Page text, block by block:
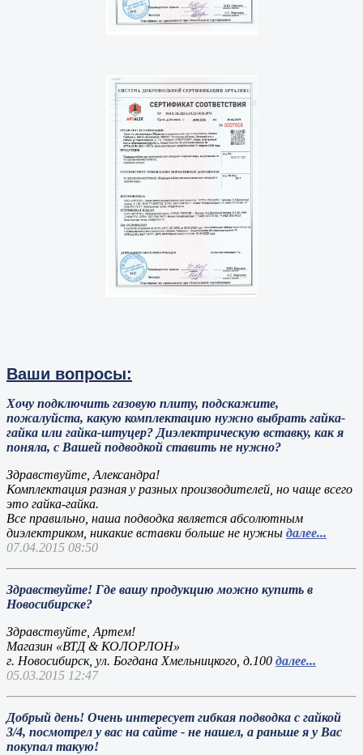
Ваши вопросы:
Хочу подключить газовую плиту, подскажите,
пожалуйста, какую комплектацию нужно выбрать гайка-
гайка или гайка-штуцер? Диэлектрическую вставку, как я
поняла, с Вашей подводкой ставить не нужно?
Здравствуйте, Александра!
Комплектация разная у разных производителей, но чаще всего
это гайка-гайка.
Все правильно, наша подводка является абсолютным
диэлектриком, никакие вставки больше не нужны далее...
07.04.2015 08:50
Здравствуйте! Где вашу продукцию можно купить в
Новосибирске?
Здравствуйте, Артем!
Магазин «ВТД & КОЛОРЛОН»
г. Новосибирск, ул. Богдана Хмельницкого, д.100 далее...
05.03.2015 12:47
Добрый день! Очень интересует гибкая подводка с гайкой
3/4, посмотрел у вас на сайте - не нашел, а раньше я у Вас
покупал такую!